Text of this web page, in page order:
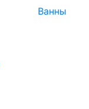
Ванны